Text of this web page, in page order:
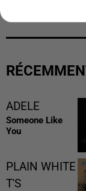
ADELE
Someone Like
You
PLAIN WHITE
T'S